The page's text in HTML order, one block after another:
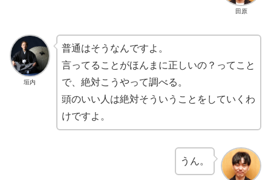
田原
垣内
普通はそうなんですよ。
言ってることがほんまに正しいの？ってこと
で、絶対こうやって調べる。
頭のいい人は絶対そういうことをしていくわ
けですよ。
うん。